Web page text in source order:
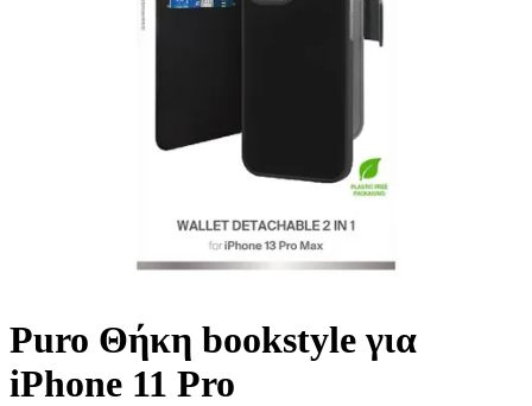
Puro Θήκη bookstyle για
iPhone 11 Pro